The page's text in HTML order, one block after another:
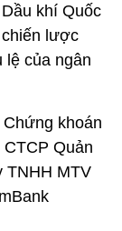
khí Quốc
chiến lược
lệ của ngân
khoán
Quản
TNHH MTV